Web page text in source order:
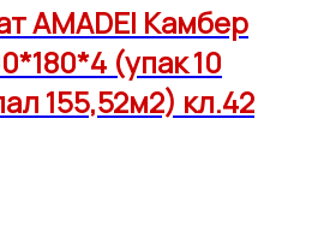
AMADEI Камбер
(упак 10
155,52м2) кл.42